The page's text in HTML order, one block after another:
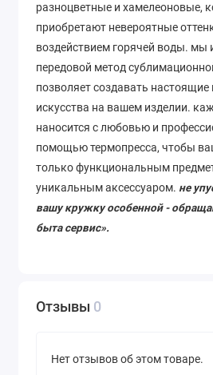
разноцветные и хамелеоновые,
приобретают невероятные
воздействием горячей воды. мы
передовой метод
позволяетсоздавать настоящие
искусства на вашем изделии.
наносится с любовью и
помощью термопресса, чтобы
только функциональным
уникальным аксессуаром. не
вашу кружку особенной -
быта сервис».
Отзывы 0
Нет отзывов об этом товаре.